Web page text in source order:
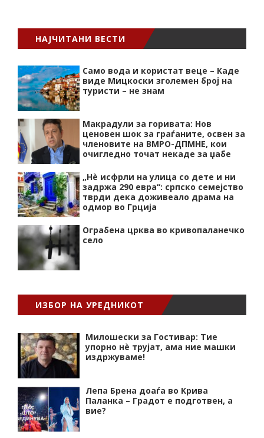
НАЈЧИТАНИ ВЕСТИ
Само вода и користат веце – Каде
виде Мицкоски зголемен број на
туристи – не знам
Макрадули за горивата: Нов
ценовен шок за граѓаните, освен за
членовите на ВМРО-ДПМНЕ, кои
очигледно точат некаде за џабе
„Нѐ исфрли на улица со дете и ни
задржа 290 евра“: српско семејство
тврди дека доживеало драма на
одмор во Грција
Ограбена црква во кривопаланечко
село
ИЗБОР НА УРЕДНИКОТ
Милошески за Гостивар: Тие
упорно нѐ трујат, ама ние машки
издржуваме!
Лепа Брена доаѓа во Крива
Паланка – Градот е подготвен, а
вие?